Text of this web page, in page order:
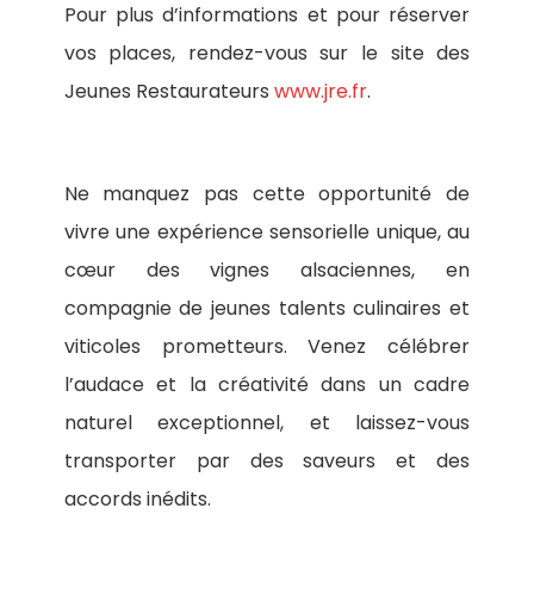
Pour plus d’informations et pour réserver
vos places, rendez-vous sur le site des
Jeunes Restaurateurs www.jre.fr.
Ne manquez pas cette opportunité de
vivre une expérience sensorielle unique, au
cœur des vignes alsaciennes, en
compagnie de jeunes talents culinaires et
viticoles prometteurs. Venez célébrer
l’audace et la créativité dans un cadre
naturel exceptionnel, et laissez-vous
transporter par des saveurs et des
accords inédits.